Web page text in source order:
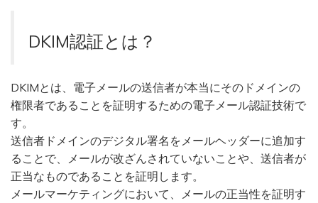
DKIM認証とは？
DKIMとは、電子メールの送信者が本当にそのドメインの
権限者であることを証明するための電子メール認証技術で
す。
送信者ドメインのデジタル署名をメールヘッダーに追加す
ることで、メールが改ざんされていないことや、送信者が
正当なものであることを証明します。
メールマーケティングにおいて、メールの正当性を証明す